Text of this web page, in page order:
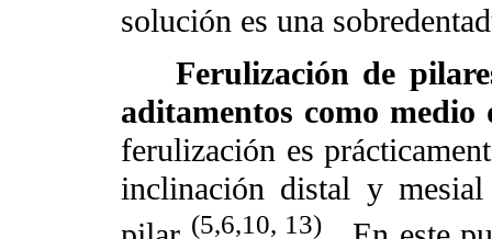
solución es una
Ferulización de
aditamentos como
ferulización es
inclinación distal y
(5,6,10, 13)